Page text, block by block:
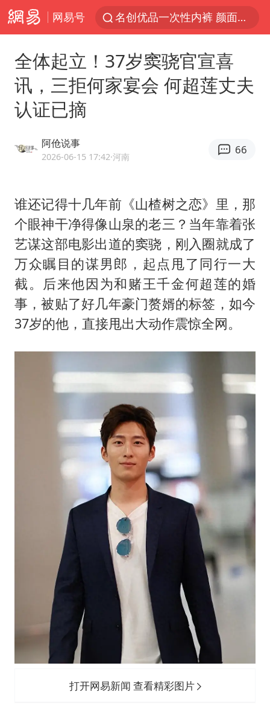
网易号
名创优品一次性内裤 颜面尽失
四川宜宾3.4级地震
香港宏福苑火灾或由烟头引起
周末打虎 宋致远被查
陕西柞水泥石流已致2死 仍有1人失联
上半年国内居民出游人次34.63亿
刘浩存百花奖开幕式红裙起舞
“南湖号”盾构机下线
美国最大水库水位降至有记录以来最低
习近平心系体育强国建设
全体起立！37岁窦骁官宣喜
讯，三拒何家宴会 何超莲丈夫
认证已摘
阿伧说事
2026-06-15 17:42·河南
66
谁还记得十几年前《山楂树之恋》里，那
个眼神干净得像山泉的老三？当年靠着张
艺谋这部电影出道的窦骁，刚入圈就成了
万众瞩目的谋男郎，起点甩了同行一大
截。后来他因为和赌王千金何超莲的婚
事，被贴了好几年豪门赘婿的标签，如今
37岁的他，直接甩出大动作震惊全网。
打开网易新闻 查看精彩图片